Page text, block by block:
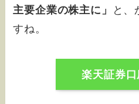
主要企業の株主に」
と、
すね。
楽天証券